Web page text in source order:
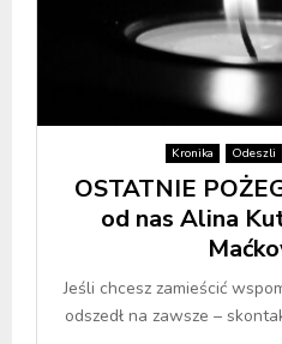
Kronika Odeszli
OSTATNIE
od nas Alina
Jeśli chcesz zamieścić
odszedł na zawsze –